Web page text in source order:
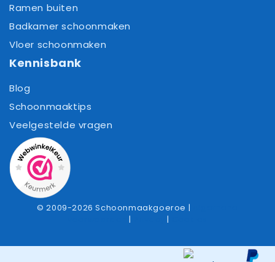
Ramen buiten
Badkamer schoonmaken
Vloer schoonmaken
Kennisbank
Blog
Schoonmaaktips
Veelgestelde vragen
© 2009-2026 Schoonmaakgoeroe |
| |